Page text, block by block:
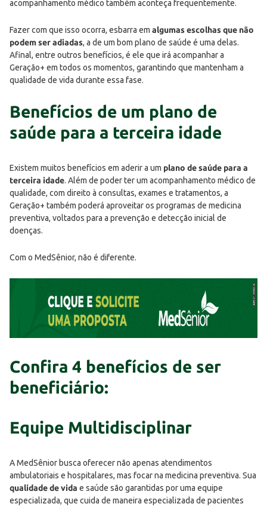
acompanhamento médico também aconteça frequentemente.
Fazer com que isso ocorra, esbarra em algumasescolhas que não
podem ser adiadas, a de um bom plano de saúde é uma delas.
Afinal, entre outros benefícios, é ele que irá acompanhar a
Geração+ em todos os momentos, garantindo que mantenham a
qualidade de vida durante essa fase.
Benefícios de um plano de
saúde para a terceira idade
Existem muitos benefícios em aderir a um plano de saúde para a
terceira idade. Além de poder ter um acompanhamento médico de
qualidade, com direito à consultas, exames e tratamentos, a
Geração+ também poderá aproveitar os programas de medicina
preventiva, voltados para a prevenção e detecção inicial de
doenças.
Com o MedSênior, não é diferente.
Confira 4 benefícios de ser
beneficiário:
Equipe Multidisciplinar
A MedSênior busca oferecer não apenas atendimentos
ambulatoriais e hospitalares, mas focar na medicina preventiva. Sua
qualidade de vida e saúde são garantidas por uma equipe
especializada, que cuida de maneira especializada de pacientes